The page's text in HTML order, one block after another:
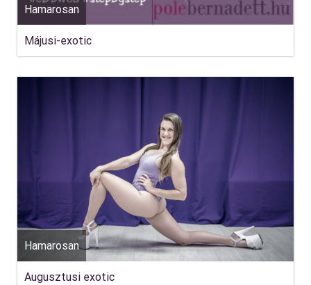
Hamarosan
Májusi-exotic
Hamarosan
Augusztusi exotic